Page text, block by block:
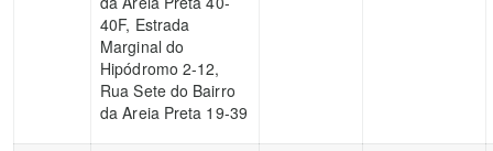
40F, Estrada
Marginal do
Hipódromo 2-12,
Rua Sete do Bairro
da Areia Preta 19-39